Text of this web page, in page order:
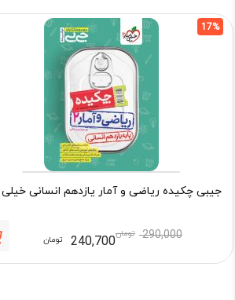
17%
جیبی چکیده ریاضی و آمار یازدهم انسانی
290,000 تومان240,700 تومان